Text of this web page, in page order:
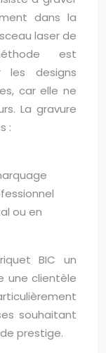
dans la
laser de
est
les designs
car elle ne
La gravure
:
ou en
BIC un
une clientèle
souhaitant
prestige.